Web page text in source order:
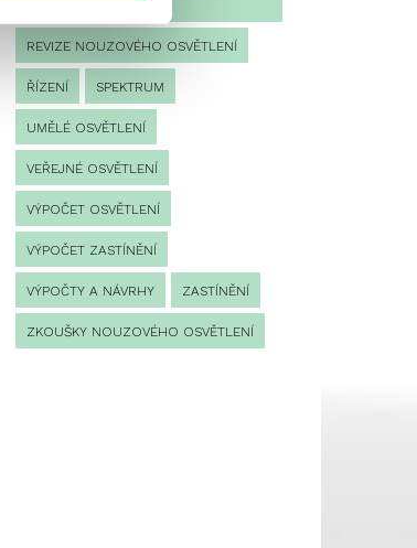
REVIZE NOUZOVÉHO OSVĚTLENÍ
ŘÍZENÍ SPEKTRUM
UMĚLÉ OSVĚTLENÍ
VEŘEJNÉ OSVĚTLENÍ
VÝPOČET OSVĚTLENÍ
VÝPOČET ZASTÍNĚNÍ
VÝPOČTY A NÁVRHY ZASTÍNĚNÍ
ZKOUŠKY NOUZOVÉHO OSVĚTLENÍ